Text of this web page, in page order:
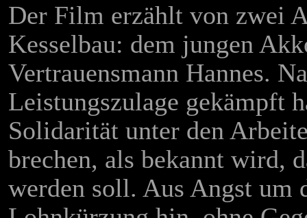
Der Film erzählt von zwei
Kesselbau: dem jungen
Vertrauensmann Hannes.
Leistungszulage gekämpft
Solidarität unter den
brechen, als bekannt wird,
werden soll. Aus Angst um